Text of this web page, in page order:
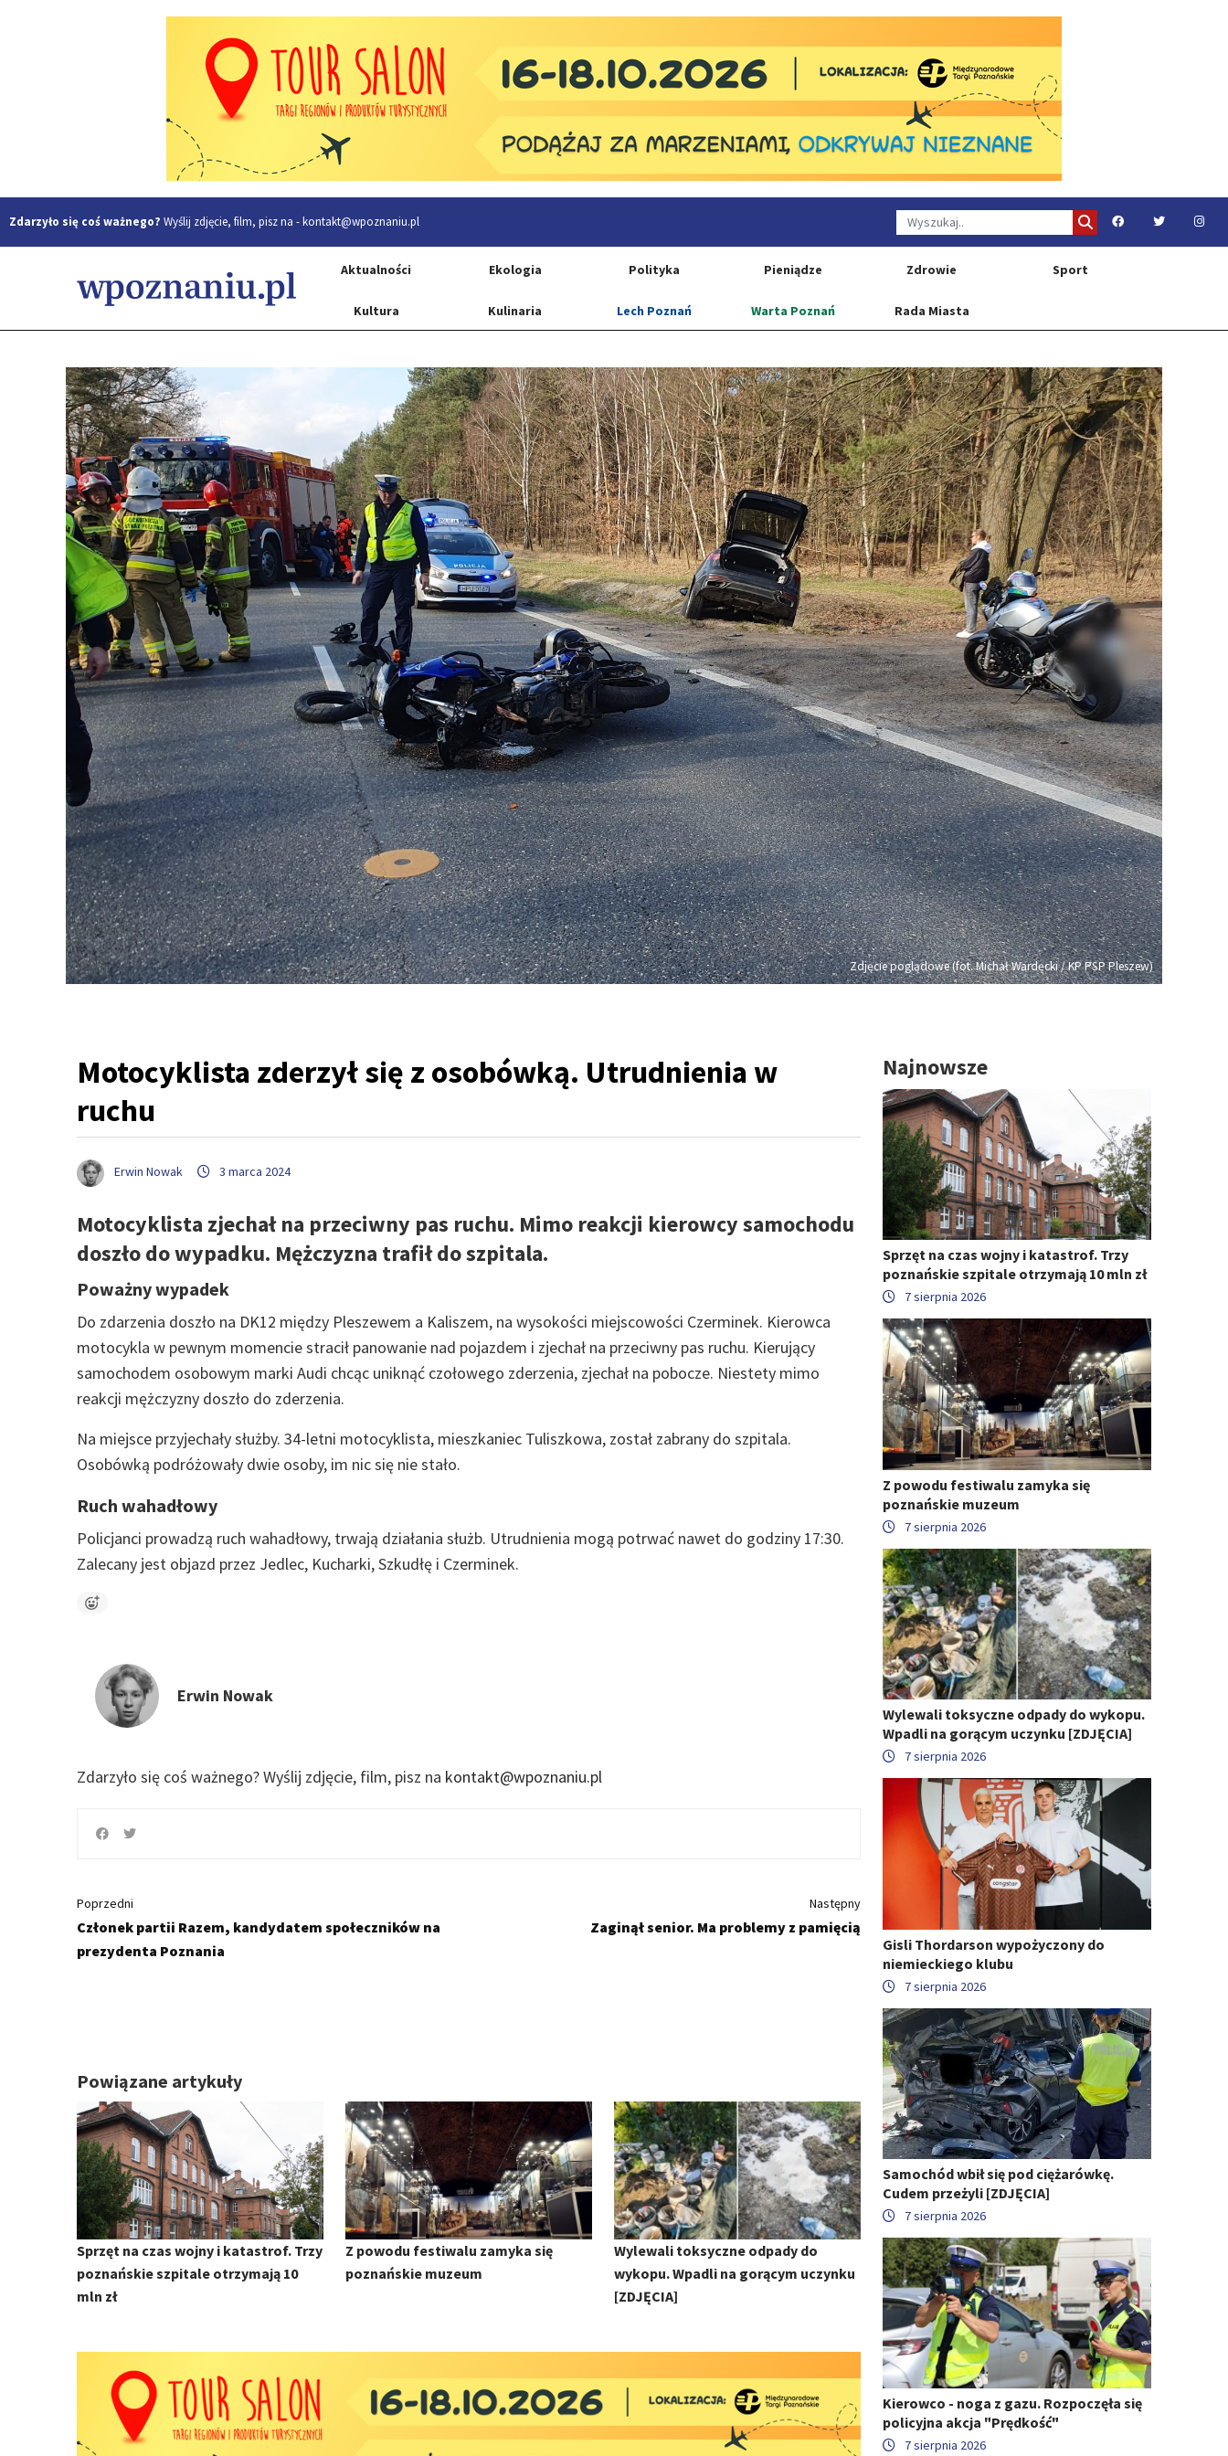
Zdarzyło się coś ważnego? Wyślij zdjęcie, film, pisz na -kontakt@wpoznaniu.pl
Aktualności Ekologia Polityka Pieniądze Zdrowie Sport
Kultura Kulinaria Lech Poznań Warta Poznań Rada Miasta
Zdjęcie poglądowe (fot. Michał Wardęcki / KP PSP Pleszew)
Motocyklista zderzył się z osobówką. Utrudnienia w
ruchu
Erwin Nowak 3 marca 2024
Motocyklista zjechał na przeciwny pas ruchu. Mimo reakcji kierowcy samochodu
doszło do wypadku. Mężczyzna trafił do szpitala.
Poważny wypadek
Do zdarzenia doszło na DK12 między Pleszewem a Kaliszem, na wysokości miejscowości Czerminek. Kierowca
motocykla w pewnym momencie stracił panowanie nad pojazdem i zjechał na przeciwny pas ruchu. Kierujący
samochodem osobowym marki Audi chcąc uniknąć czołowego zderzenia, zjechał na pobocze. Niestety mimo
reakcji mężczyzny doszło do zderzenia.
Na miejsce przyjechały służby. 34-letni motocyklista, mieszkaniec Tuliszkowa, został zabrany do szpitala.
Osobówką podróżowały dwie osoby, im nic się nie stało.
Ruch wahadłowy
Policjanci prowadzą ruch wahadłowy, trwają działania służb. Utrudnienia mogą potrwać nawet do godziny 17:30.
Zalecany jest objazd przez Jedlec, Kucharki, Szkudłę i Czerminek.
Erwin Nowak
Zdarzyło się coś ważnego?Wyślij zdjęcie, film, pisz na kontakt@wpoznaniu.pl
Poprzedni
Członek partii Razem, kandydatem społeczników na
prezydenta Poznania
Następny
Zaginął senior. Ma problemy z pamięcią
Powiązane artykuły
Sprzęt na czas wojny i katastrof. Trzy
poznańskie szpitale otrzymają 10
mln zł
Z powodu festiwalu zamyka się
poznańskie muzeum
Wylewali toksyczne odpady do
wykopu. Wpadli na gorącym uczynku
[ZDJĘCIA]
Najnowsze
Sprzęt na czas wojny i katastrof. Trzy
poznańskie szpitale otrzymają 10 mln zł
7 sierpnia 2026
Z powodu festiwalu zamyka się
poznańskie muzeum
7 sierpnia 2026
Wylewali toksyczne odpady do wykopu.
Wpadli na gorącym uczynku [ZDJĘCIA]
7 sierpnia 2026
Gisli Thordarson wypożyczony do
niemieckiego klubu
7 sierpnia 2026
Samochód wbił się pod ciężarówkę.
Cudem przeżyli [ZDJĘCIA]
7 sierpnia 2026
Kierowco - noga z gazu. Rozpoczęła się
policyjna akcja "Prędkość"
7 sierpnia 2026